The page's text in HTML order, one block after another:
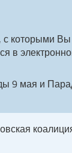
с которыми
в
9 мая и